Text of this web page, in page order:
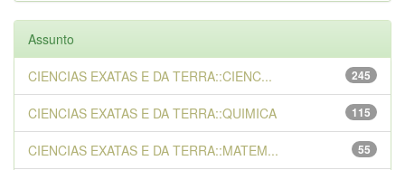
Assunto
245
CIENCIAS EXATAS E DA TERRA::CIENC...
115
CIENCIAS EXATAS E DA TERRA::QUIMICA
55
CIENCIAS EXATAS E DA TERRA::MATEM...